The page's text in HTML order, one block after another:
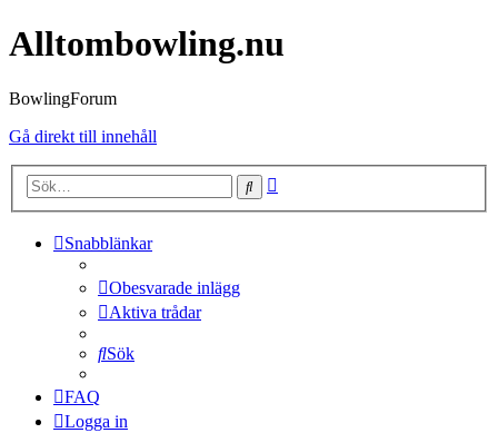
Alltombowling.nu
BowlingForum
Gå direkt till innehåll
Sök
Snabblänkar
Obesvarade inlägg
Aktiva trådar
Sök
FAQ
Logga in